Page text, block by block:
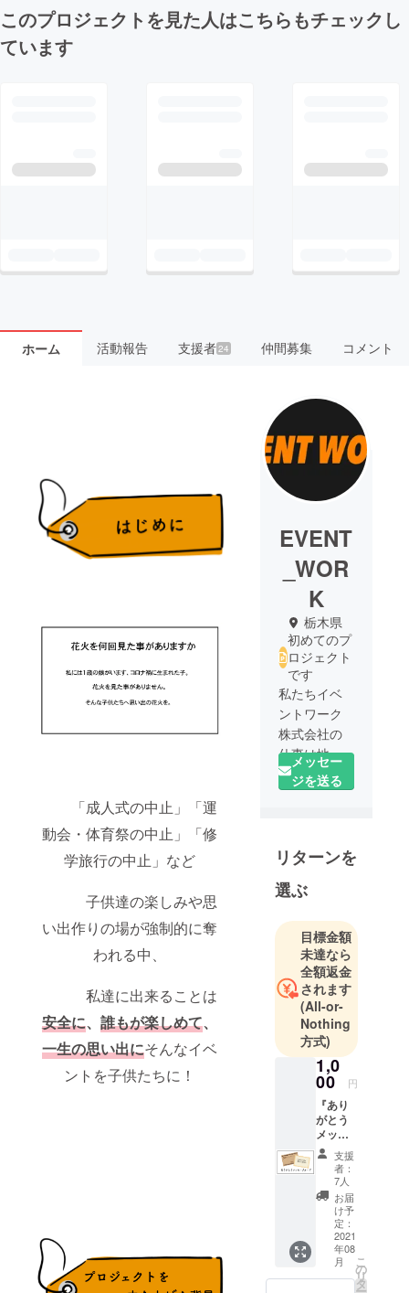
このプロジェクトを見た人はこちらもチェックし
ています
ホーム 活動報告 支援者24 仲間募集 コメント
「成人式の中止」「運
動会・体育祭の中止」「修
学旅行の中止」など
子供達の楽しみや思
い出作りの場が強制的に奪
われる中、
私達に出来ることは
安全に、誰もが楽しめて、
一生の思い出にそんなイベ
ントを子供たちに！
EVENT
_WOR
K
栃木県
初めてのプ
ロジェクト
です
私たちイベ
ントワーク
株式会社の
仕事は地域
伝統のイベ
ント・行
の企画、設
事です。宇
れ、宇都宮
で育ち、宇
都宮で暮ら
している私
達だからこ
そ愛する宇
都宮を元気
にしたい！
そんな思い
から今回ク
ラウドファ
ンディング
をします！
メッセー
ジを送る
リターンを
選ぶ
目標金額
未達なら
全額返金
されます
(All-or-
Nothing
方式)
1,0
00 円
『あり
がとう
メッ
セージ
カー
ド』を
提供さ
せて頂
きま
す！
支援
者：
7人
お届
け予
定：
2021
年08
月
こ
の
リ
タ